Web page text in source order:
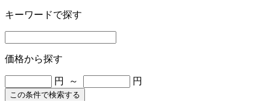
キーワードで探す
価格から探す
円 ～ 円
この条件で検索する